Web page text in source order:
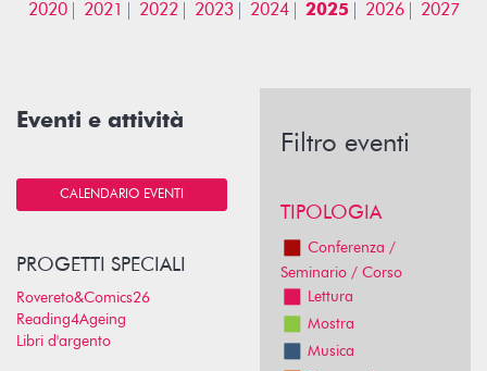
2020
2021 2022 2023 2024 2025 2026 2027
Eventi e attività
CALENDARIO EVENTI
PROGETTI SPECIALI
Rovereto&Comics26
Reading4Ageing
Libri d'argento
Filtro eventi
TIPOLOGIA
Conferenza /
Seminario / Corso
Lettura
Mostra
Musica